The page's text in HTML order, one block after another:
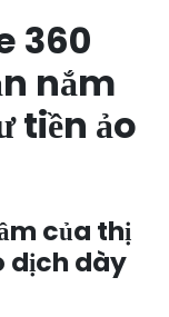
360
nắm
tiền ảo
của thị
dịch dày